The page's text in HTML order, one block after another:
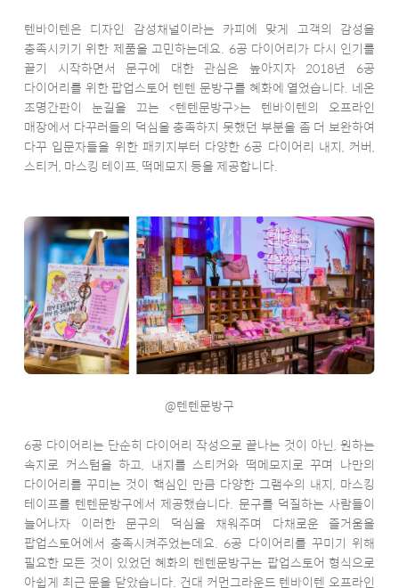
텐바이텐은 디자인 감성채널이라는 카피에 맞게 고객의 감성을
충족시키기 위한 제품을 고민하는데요. 6공 다이어리가 다시 인기를
끌기 시작하면서 문구에 대한 관심은 높아지자 2018년 6공
다이어리를 위한 팝업스토어 텐텐 문방구를 혜화에 열었습니다. 네온
조명간판이 눈길을 끄는 <텐텐문방구>는 텐바이텐의 오프라인
매장에서 다꾸러들의 덕심을 충족하지 못했던 부분을 좀 더 보완하여
다꾸 입문자들을 위한 패키지부터 다양한 6공 다이어리 내지, 커버,
스티커, 마스킹 테이프, 떡메모지 등을 제공합니다.
@텐텐문방구
6공 다이어리는 단순히 다이어리 작성으로 끝나는 것이 아닌, 원하는
속지로 커스텀을 하고, 내지를 스티커와 떡메모지로 꾸며 나만의
다이어리를 꾸미는 것이 핵심인 만큼 다양한 그램수의 내지, 마스킹
테이프를 텐텐문방구에서 제공했습니다. 문구를 덕질하는 사람들이
늘어나자 이러한 문구의 덕심을 채워주며 다채로운 즐거움을
팝업스토어에서 충족시켜주었는데요. 6공 다이어리를 꾸미기 위해
필요한 모든 것이 있었던 혜화의 텐텐문방구는 팝업스토어 형식으로
아쉽게 최근 문을 닫았습니다. 건대 커먼그라운드 텐바이텐 오프라인